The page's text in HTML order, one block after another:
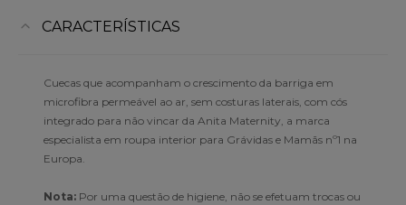
CARACTERÍSTICAS
Cuecas que acompanham o crescimento da barriga em
microfibra permeável ao ar, sem costuras laterais, com cós
integrado para não vincar da Anita Maternity, a marca
especialista em roupa interior para Grávidas e Mamãs nº1 na
Europa.
Nota: Por uma questão de higiene, não se efetuam trocas ou